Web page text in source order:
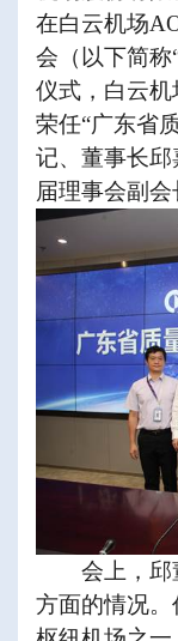
在白云机场
会（以下简称
仪式，白云
荣任“广东省
记、董事长
届理事会副会
会上，邱
方面的情况。